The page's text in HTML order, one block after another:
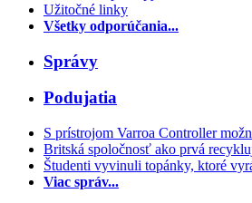
Užitočné linky
Všetky odporúčania...
Správy
Podujatia
S prístrojom Varroa Controller
Britská spoločnosť ako prvá
Študenti vyvinuli topánky, ktoré
Viac správ...